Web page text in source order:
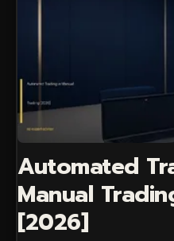
Automated
Manual
[2026]